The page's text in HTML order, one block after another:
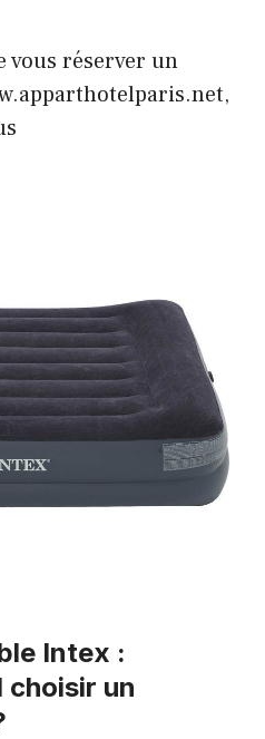
vous réserver un
Intex :
un